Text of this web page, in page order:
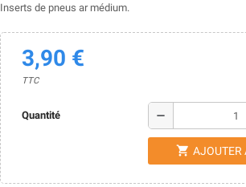
Inserts de pneus ar médium.
3,90 €
TTC
Quantité remove
shopping_cart AJOUTER